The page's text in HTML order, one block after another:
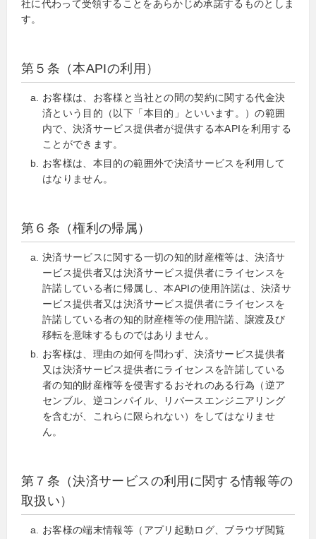
社に代わって受領することをあらかじめ承諾するものとしま
す。
第５条（本APIの利用）
お客様は、お客様と当社との間の契約に関する代金決
済という目的（以下「本目的」といいます。）の範囲
内で、決済サービス提供者が提供する本APIを利用する
ことができます。
お客様は、本目的の範囲外で決済サービスを利用して
はなりません。
第６条（権利の帰属）
決済サービスに関する一切の知的財産権等は、決済サ
ービス提供者又は決済サービス提供者にライセンスを
許諾している者に帰属し、本APIの使用許諾は、決済サ
ービス提供者又は決済サービス提供者にライセンスを
許諾している者の知的財産権等の使用許諾、譲渡及び
移転を意味するものではありません。
お客様は、理由の如何を問わず、決済サービス提供者
又は決済サービス提供者にライセンスを許諾している
者の知的財産権等を侵害するおそれのある行為（逆ア
センブル、逆コンパイル、リバースエンジニアリング
を含むが、これらに限られない）をしてはなりませ
ん。
第７条（決済サービスの利用に関する情報等の
取扱い）
お客様の端末情報等（アプリ起動ログ、ブラウザ閲覧